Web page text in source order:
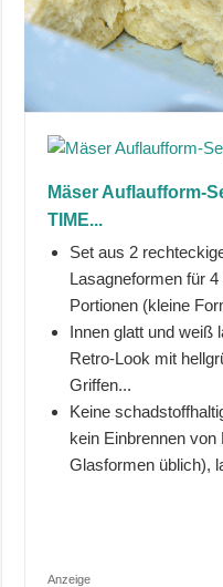
Mäser Auflaufform-
TIME...
Set aus 2
Lasagneformen für
Portionen (kleine
Innen glatt und weiß
Retro-Look mit
Griffen...
Keine
kein Einbrennen
Glasformen üblich),
Anzeige